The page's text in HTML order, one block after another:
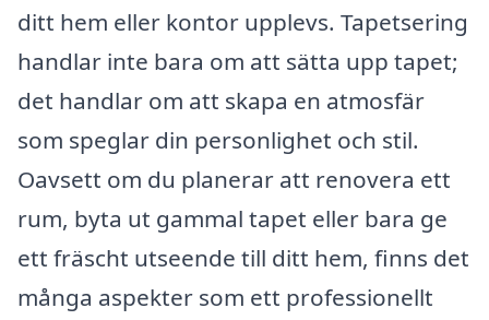
ditt hem eller kontor upplevs. Tapetsering
handlar inte bara om att sätta upp tapet;
det handlar om att skapa en atmosfär
som speglar din personlighet och stil.
Oavsett om du planerar att renovera ett
rum, byta ut gammal tapet eller bara ge
ett fräscht utseende till ditt hem, finns det
många aspekter som ett professionellt